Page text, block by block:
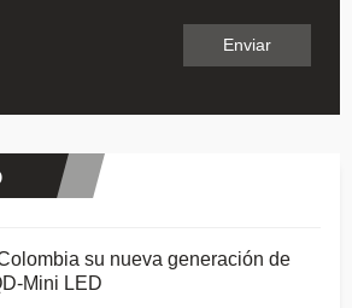
su nueva generación de
Mini LED